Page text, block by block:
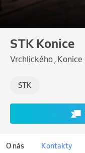
STK Konice
Vrchlického , Konice
STK
O nás Kontakty